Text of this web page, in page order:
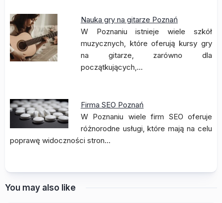
Nauka gry na gitarze Poznań
W Poznaniu istnieje wiele szkół
muzycznych, które oferują kursy gry
na gitarze, zarówno dla
początkujących,…
Firma SEO Poznań
W Poznaniu wiele firm SEO oferuje
różnorodne usługi, które mają na celu
poprawę widoczności stron…
You may also like